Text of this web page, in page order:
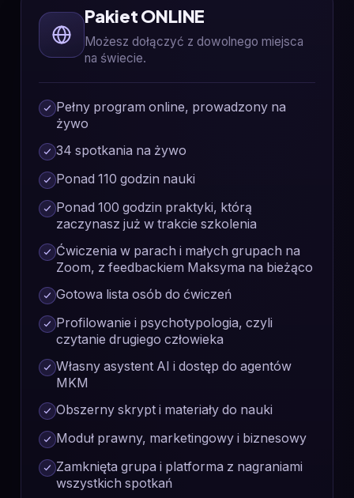
Pakiet ONLINE
Możesz dołączyć z dowolnego miejsca
na świecie.
Pełny program online, prowadzony na
żywo
34 spotkania na żywo
Ponad 110 godzin nauki
Ponad 100 godzin praktyki, którą
zaczynasz już w trakcie szkolenia
Ćwiczenia w parach i małych grupach na
Zoom, z feedbackiem Maksyma na bieżąco
Gotowa lista osób do ćwiczeń
Profilowanie i psychotypologia, czyli
czytanie drugiego człowieka
Własny asystent AI i dostęp do agentów
MKM
Obszerny skrypt i materiały do nauki
Moduł prawny, marketingowy i biznesowy
Zamknięta grupa i platforma z nagraniami
wszystkich spotkań